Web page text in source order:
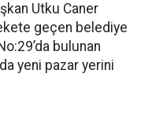
Utku Caner
geçen belediye
bulunan
yeni pazar yerini